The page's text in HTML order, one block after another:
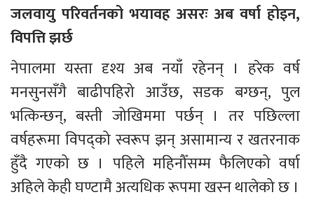
जलवायु परिवर्तनको भयावह असरः अब वर्षा होइन,
विपत्ति झर्छ
नेपालमा यस्ता दृश्य अब नयाँ रहेनन् । हरेक वर्ष
मनसुनसँगै बाढीपहिरो आउँछ, सडक बग्छन्, पुल
भत्किन्छन्, बस्ती जोखिममा पर्छन् । तर पछिल्ला
वर्षहरूमा विपद्को स्वरूप झन् असामान्य र खतरनाक
हुँदै गएको छ । पहिले महिनौँसम्म फैलिएको वर्षा
अहिले केही घण्टामै अत्यधिक रूपमा खस्न थालेको छ ।